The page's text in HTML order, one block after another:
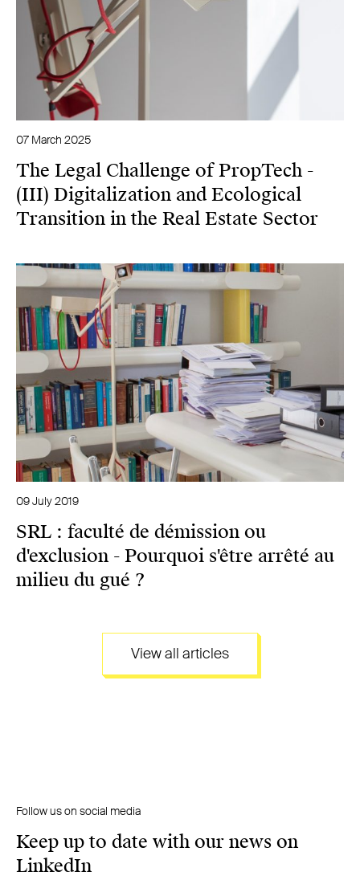
07 March 2025
The Legal Challenge of PropTech -
(III) Digitalization and Ecological
Transition in the Real Estate Sector
09 July 2019
SRL : faculté de démission ou
d'exclusion - Pourquoi s'être arrêté au
milieu du gué ?
View all articles
Follow us on social media
Keep up to date with our news on
LinkedIn